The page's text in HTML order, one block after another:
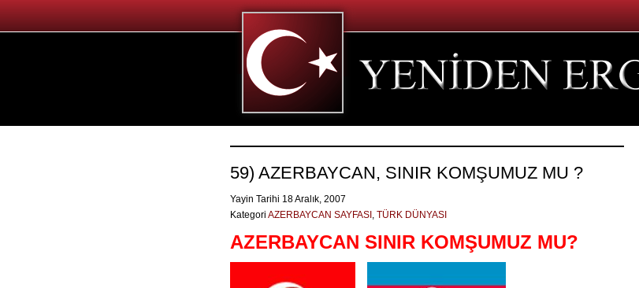
59) AZERBAYCAN, SINIR KOMŞUMUZ MU ?
Yayin Tarihi 18 Aralık, 2007
Kategori AZERBAYCAN SAYFASI , TÜRK DÜNYASI
AZERBAYCAN SINIR KOMŞUMUZ MU?